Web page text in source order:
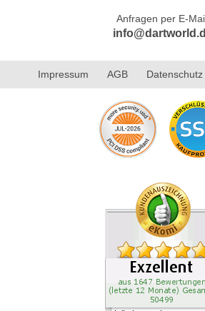
Anfragen per E-
Impressum AGB Datenschutz